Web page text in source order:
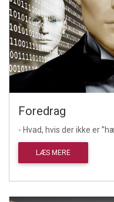
Foredrag
- Hvad, hvis der ikke er
LÆS MERE